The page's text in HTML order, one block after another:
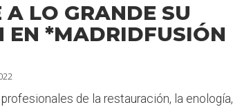
A LO GRANDE SU
EN *MADRIDFUSIÓN
de la restauración, la enología,